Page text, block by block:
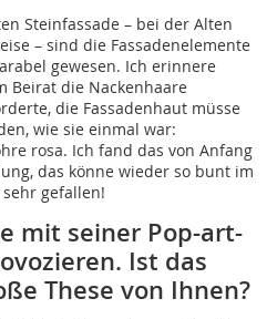
Steinfassade – bei der Alten
– sind die Fassadenelemente
gewesen. Ich erinnere
Beirat die Nackenhaare
die Fassadenhaut müsse
wie sie einmal war:
rosa. Ich fand das von Anfang
das könne wieder so bunt im
gefallen!
mit seiner Pop-art-
Ist das
These von Ihnen?